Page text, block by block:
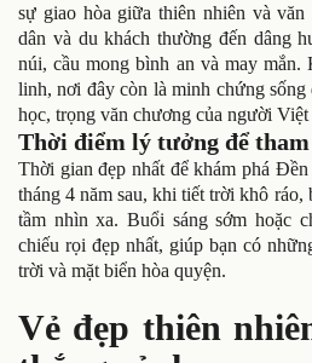
sự giao hòa giữa thiên nhiên và
dân và du khách thường đến dâng
núi, cầu mong bình an và may
linh, nơi đây còn là minh chứng sống
học, trọng văn chương của người
Thời điểm lý tưởng để
Thời gian đẹp nhất để khám phá
tháng 4 năm sau, khi tiết trời khô
tầm nhìn xa. Buổi sáng sớm hoặc
chiếu rọi đẹp nhất, giúp bạn có
trời và mặt biển hòa quyện.
Vẻ đẹp thiên